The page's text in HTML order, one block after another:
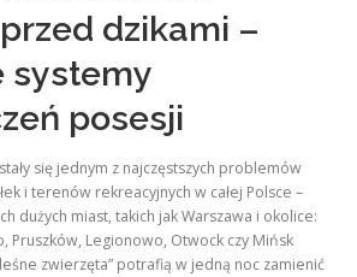
dzikami –
systemy
posesji
się jednym z najczęstszych problemów
i terenów rekreacyjnych w całej Polsce –
dużych miast, takich jak Warszawa i okolice:
Pruszków, Legionowo, Otwock czy Mińsk
zwierzęta” potrafią w jedną noc zamienić